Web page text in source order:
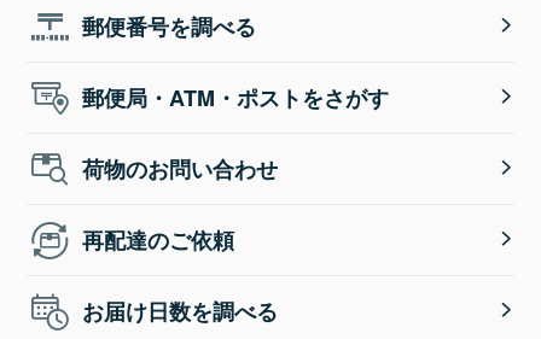
郵便番号を調べる
郵便局・ATM・ポストをさがす
荷物のお問い合わせ
再配達のご依頼
お届け日数を調べる